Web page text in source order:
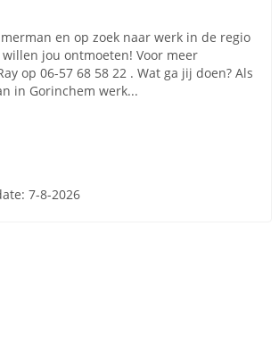
en op zoek naar werk in de regio
willen jou ontmoeten! Voor meer
op 06-57 68 58 22 . Wat ga jij doen? Als
in Gorinchem werk...
7-8-2026